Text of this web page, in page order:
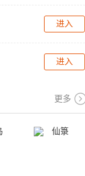
进入
进入
更多